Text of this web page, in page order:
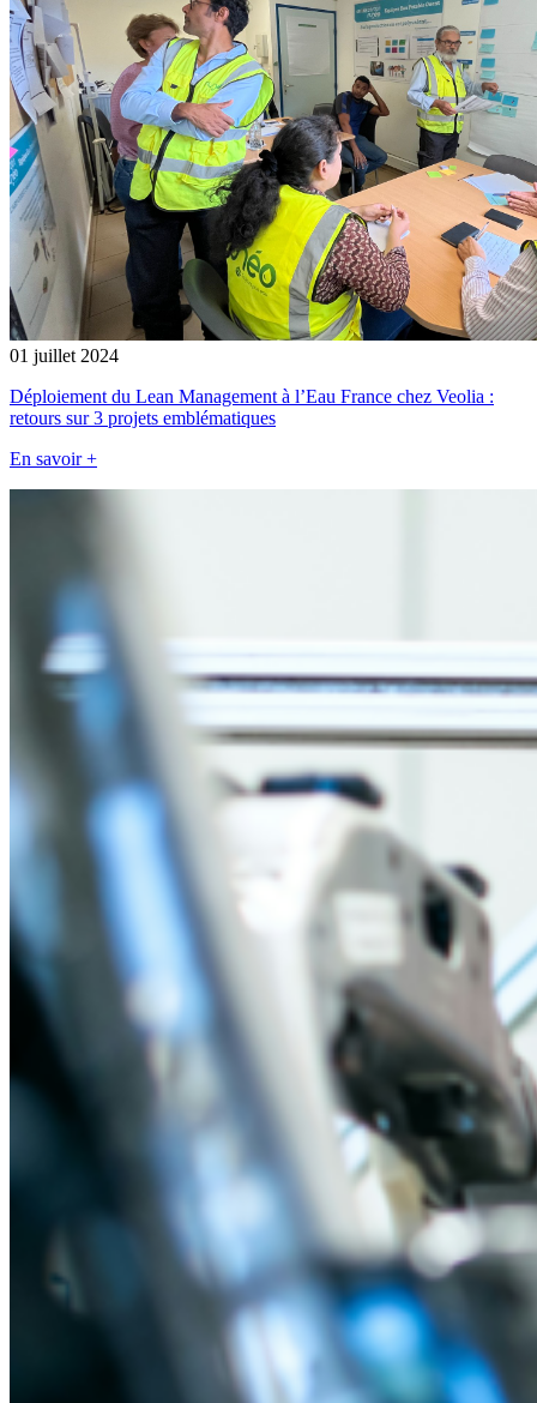
01 juillet 2024
Déploiement du Lean Management à l’Eau France chez Veolia :
retours sur 3 projets emblématiques
En savoir +